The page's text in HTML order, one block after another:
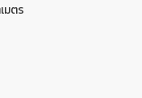
มตร